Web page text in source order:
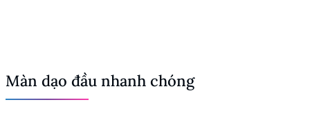
Màn dạo đầu nhanh chóng